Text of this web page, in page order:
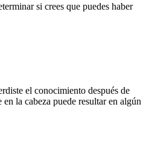
si crees que puedes haber
el conocimiento después de
la cabeza puede resultar en algún